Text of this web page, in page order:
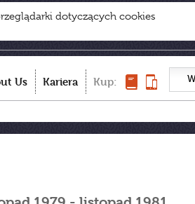
dotyczących cookies
Us Kariera Kup: